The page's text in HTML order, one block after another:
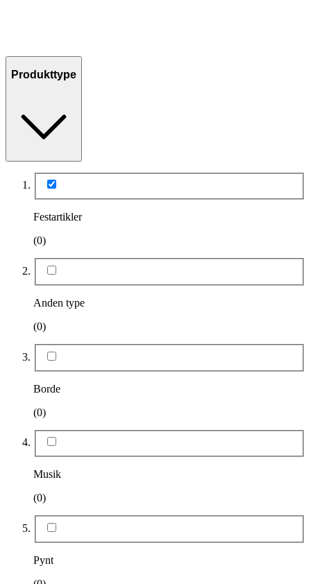
Produkttype
Festartikler
(0)
Anden type
(0)
Borde
(0)
Musik
(0)
Pynt